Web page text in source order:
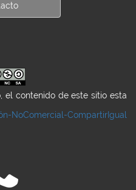
el contenido de este sitio esta
NoComercial-CompartirIgual